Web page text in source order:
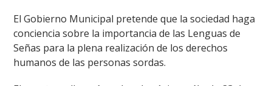
El Gobierno Municipal pretende que la sociedad haga
conciencia sobre la importancia de las Lenguas de
Señas para la plena realización de los derechos
humanos de las personas sordas.